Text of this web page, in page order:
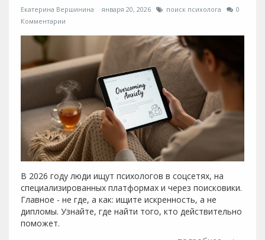
Екатерина Вершинина января 20, 2026 поиск психолога
0
Комментарии
В 2026 году люди ищут психологов в соцсетях, на
специализированных платформах и через поисковики.
Главное - не где, а как: ищите искренность, а не
дипломы. Узнайте, где найти того, кто действительно
поможет.